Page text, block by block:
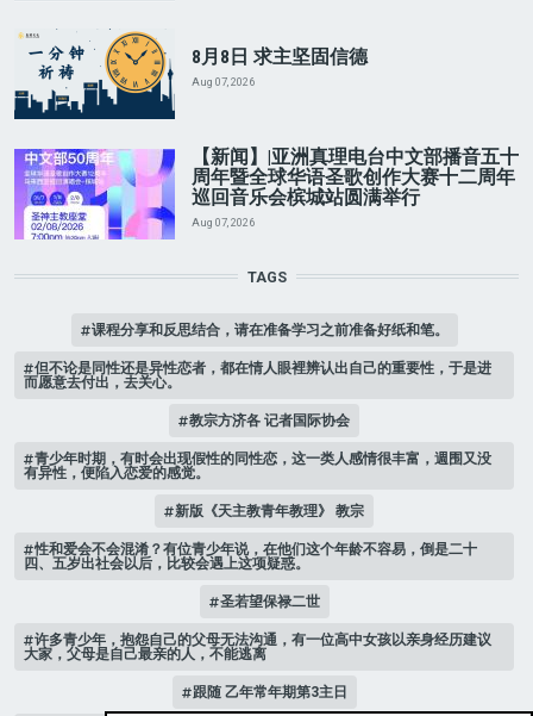
8月8日 求主坚固信德
Aug 07, 2026
【新闻】|亚洲真理电台中文部播音五十
周年暨全球华语圣歌创作大赛十二周年
巡回音乐会槟城站圆满举行
Aug 07, 2026
TAGS
课程分享和反思结合，请在准备学习之前准备好纸和笔。
但不论是同性还是异性恋者，都在情人眼裡辨认出自己的重要性，于是进
而愿意去付出，去关心。
教宗方济各 记者国际协会
青少年时期，有时会出现假性的同性恋，这一类人感情很丰富，週围又没
有异性，便陷入恋爱的感觉。
新版《天主教青年教理》 教宗
性和爱会不会混淆？有位青少年说，在他们这个年龄不容易，倒是二十
四、五岁出社会以后，比较会遇上这项疑惑。
圣若望保禄二世
许多青少年，抱怨自己的父母无法沟通，有一位高中女孩以亲身经历建议
大家，父母是自己最亲的人，不能逃离
跟随 乙年常年期第3主日